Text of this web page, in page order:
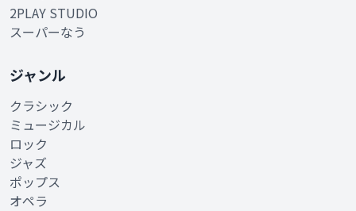
2PLAY STUDIO
スーパーなう
ジャンル
クラシック
ミュージカル
ロック
ジャズ
ポップス
オペラ